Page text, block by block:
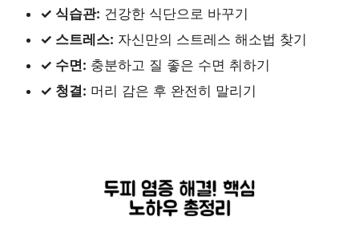
✓ 식습관: 건강한 식단으로 바꾸기
✓ 스트레스: 자신만의 스트레스 해소법 찾기
✓ 수면: 충분하고 질 좋은 수면 취하기
✓ 청결: 머리 감은 후 완전히 말리기